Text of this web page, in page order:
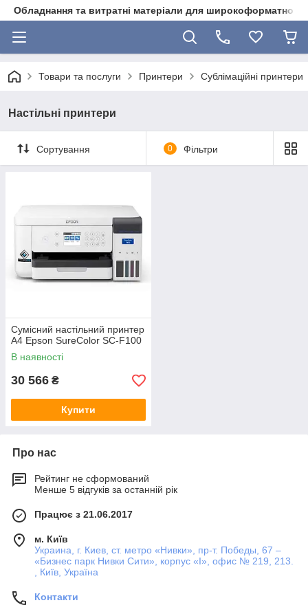
Обладнання та витратні матеріали для широкоформатного
Товари та послуги Принтери Сублімаційні принтери
Настільні принтери
Сортування 0 Фільтри
Сумісний настільний принтер
A4 Epson SureColor SC-F100
В наявності
30 566 ₴
Купити
Про нас
Рейтинг не сформований
Менше 5 відгуків за останній рік
Працює з 21.06.2017
м. Київ
Украина, г. Киев, ст. метро «Нивки», пр-т. Победы, 67 –
«Бизнес парк Нивки Сити», корпус «I», офис № 219, 213.
, Київ, Україна
Контакти